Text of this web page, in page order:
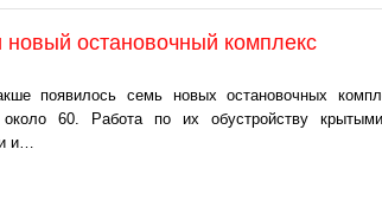
остановочный комплекс
появилось семь новых остановочных
около 60. Работа по их обустройству
и…